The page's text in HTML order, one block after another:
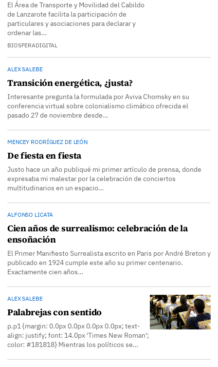
El Área de Transporte y Movilidad del Cabildo
de Lanzarote facilita la participación de
particulares y asociaciones para declarar y
ordenar las…
BIOSFERADIGITAL
ALEX SALEBE
Transición energética, ¿justa?
Interesante pregunta la formulada por Aviva Chomsky en su
conferencia virtual sobre colonialismo climático ofrecida el
pasado 27 de noviembre desde…
MENCEY RODRÍGUEZ DE LEÓN
De fiesta en fiesta
Justo hace un año publiqué mi primer artículo de prensa, donde
expresaba mi malestar por la celebración de conciertos
multitudinarios en un espacio…
ALFONSO LICATA
Cien años de surrealismo: celebración de la
ensoñación
El Primer Manifiesto Surrealista escrito en Paris por André Breton y
publicado en 1924 cumple este año su primer centenario.
Exactamente cien años…
ALEX SALEBE
Palabrejas con sentido
p.p1 {margin: 0.0px 0.0px 0.0px 0.0px; text-
align: justify; font: 14.0px 'Times New Roman';
color: #181818} Mientras los políticos se…